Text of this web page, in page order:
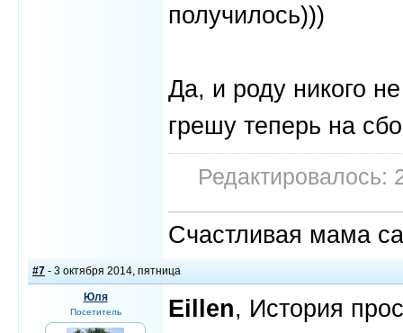
получилось)))
Да, и роду никого
грешу теперь на
Редактировалось:
Счастливая мама
#7 - 3 октября 2014, пятница
Юля
Посетитель Eillen, История